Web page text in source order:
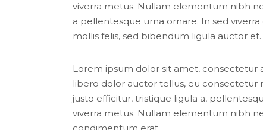
viverra metus. Nullam elementum nibh
a pellentesque urna ornare. In sed
mollis felis, sed bibendum ligula auctor et.
Lorem ipsum dolor sit amet, consectetur
libero dolor auctor tellus, eu consectetur
justo efficitur, tristique ligula a,
viverra metus. Nullam elementum nibh